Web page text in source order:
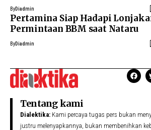
ByDiadmin
Pertamina Siap Hadapi
Permintaan BBM saat Nataru
ByDiadmin
Tentang kami
Dialektika: Kami percaya tugas pers bukan
justru melenyapkannya, bukan membenihkan